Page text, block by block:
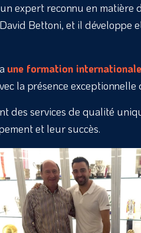
expert reconnu en matière
Bettoni, et il
une formation
la présence exceptionnelle
des services de qualité
et leur succès.